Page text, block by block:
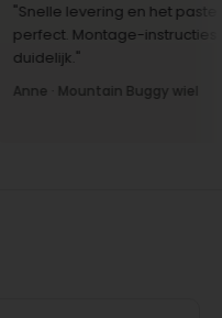
"Snelle levering en het paste
perfect. Montage-instructies
duidelijk."
Anne · Mountain Buggy wiel